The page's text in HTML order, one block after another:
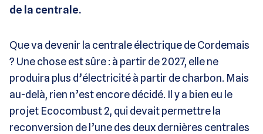
de la centrale.
Que va devenir la centrale électrique de Cordemais
? Une chose est sûre : à partir de 2027, elle ne
produira plus d’électricité à partir de charbon. Mais
au-delà, rien n’est encore décidé. Il y a bien eu le
projet Ecocombust 2, qui devait permettre la
reconversion de l’une des deux dernières centrales